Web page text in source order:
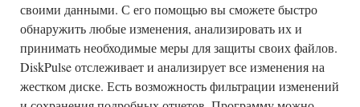
своими данными. С его помощью вы сможете быстро
обнаружить любые изменения, анализировать их и
принимать необходимые меры для защиты своих файлов.
DiskPulse отслеживает и анализирует все изменения на
жестком диске. Есть возможность фильтрации изменений